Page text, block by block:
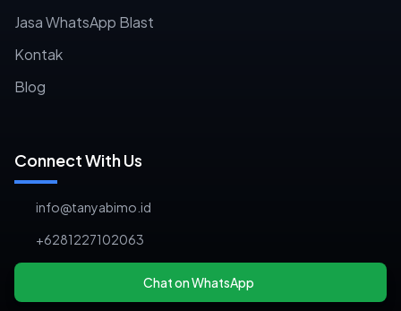
Jasa WhatsApp Blast
Kontak
Blog
Connect With Us
info@tanyabimo.id
+6281227102063
Chat on WhatsApp